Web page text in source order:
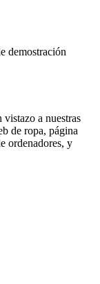
demostración
a nuestras
de ropa, página
ordenadores, y